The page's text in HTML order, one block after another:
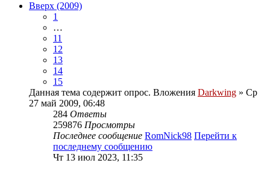
Вверх (2009)
1
…
11
12
13
14
15
Данная тема содержит опрос. Вложения Darkwing » Ср
27 май 2009, 06:48
284 Ответы
259876 Просмотры
Последнее сообщение RomNick98 Перейти к
последнему сообщению
Чт 13 июл 2023, 11:35